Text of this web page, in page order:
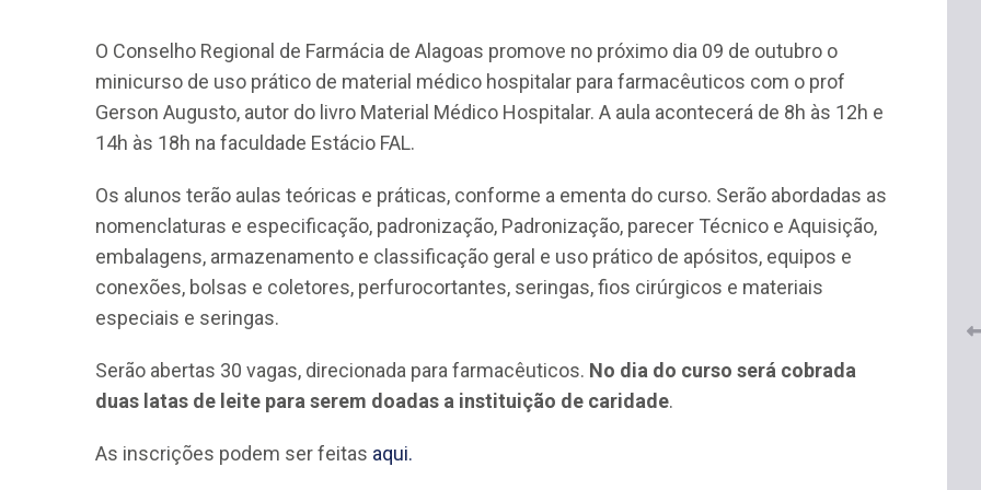
O Conselho Regional de Farmácia de Alagoas promove no próximo dia 09 de outubro o
minicurso de uso prático de material médico hospitalar para farmacêuticos com o prof
Gerson Augusto, autor do livro Material Médico Hospitalar. A aula acontecerá de 8h às 12h e
14h às 18h na faculdade Estácio FAL.
Os alunos terão aulas teóricas e práticas, conforme a ementa do curso. Serão abordadas as
nomenclaturas e especificação, padronização, Padronização, parecer Técnico e Aquisição,
embalagens, armazenamento e classificação geral e uso prático de apósitos, equipos e
conexões, bolsas e coletores, perfurocortantes, seringas, fios cirúrgicos e materiais
especiais e seringas.
Serão abertas 30 vagas, direcionada para farmacêuticos. No dia do curso será cobrada
duas latas de leite para serem doadas a instituição de caridade.
As inscrições podem ser feitas aqui.
CRF-AL reforça importância do
farmacêutico em nova resolução
da Anvisa sobre medicamentos à
base de Cannabis
29 de janeiro de 2026
CRF-SP e garante continuidade
do acesso gratuito à Academia
Virtual de Farmácia